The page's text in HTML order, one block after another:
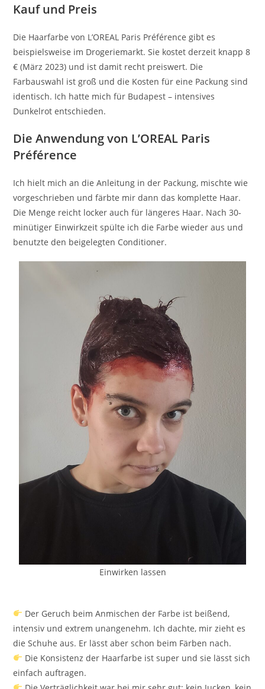
Kauf und Preis
Die Haarfarbe von L’OREAL Paris Préférence gibt es
beispielsweise im Drogeriemarkt. Sie kostet derzeit knapp 8
€ (März 2023) und ist damit recht preiswert. Die
Farbauswahl ist groß und die Kosten für eine Packung sind
identisch. Ich hatte mich für Budapest – intensives
Dunkelrot entschieden.
Die Anwendungvon L’OREAL Paris
Préférence
Ich hielt mich an die Anleitung in der Packung, mischte wie
vorgeschrieben und färbte mir dann das komplette Haar.
Die Menge reicht locker auch für längeres Haar. Nach 30-
minütiger Einwirkzeit spülte ich die Farbe wieder aus und
benutzte den beigelegten Conditioner.
Einwirken lassen
Der Geruch beim Anmischen der Farbe ist beißend,
intensiv und extrem unangenehm. Ich dachte, mir zieht es
die Schuhe aus. Er lässt aber schon beim Färben nach.
Die Konsistenz der Haarfarbe ist super und sie lässt sich
einfach auftragen.